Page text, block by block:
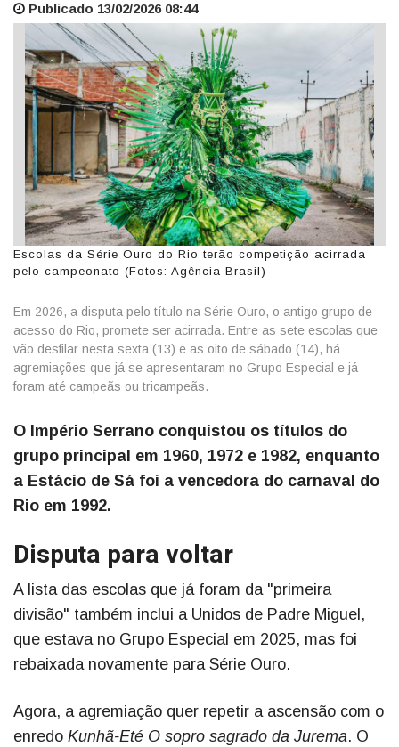
Publicado 13/02/2026 08:44
Escolas da Série Ouro do Rio terão competição acirrada
pelo campeonato (Fotos: Agência Brasil)
Em 2026, a disputa pelo título na Série Ouro, o antigo grupo de
acesso do Rio, promete ser acirrada. Entre as sete escolas que
vão desfilar nesta sexta (13) e as oito de sábado (14), há
agremiações que já se apresentaram no Grupo Especial e já
foram até campeãs ou tricampeãs.
O Império Serrano conquistou os títulos do
grupo principal em 1960, 1972 e 1982, enquanto
a Estácio de Sá foi a vencedora do carnaval do
Rio em 1992.
Disputa para voltar
A lista das escolas que já foram da "primeira
divisão" também inclui a Unidos de Padre Miguel,
que estava no Grupo Especial em 2025, mas foi
rebaixada novamente para Série Ouro.
Agora, a agremiação quer repetir a ascensão com o
enredo Kunhã-Eté O sopro sagrado da Jurema. O